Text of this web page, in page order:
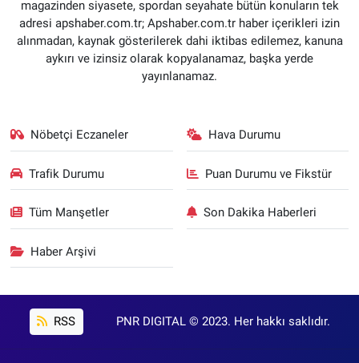
magazinden siyasete, spordan seyahate bütün konuların tek
adresi apshaber.com.tr; Apshaber.com.tr haber içerikleri izin
alınmadan, kaynak gösterilerek dahi iktibas edilemez, kanuna
aykırı ve izinsiz olarak kopyalanamaz, başka yerde
yayınlanamaz.
Nöbetçi Eczaneler Hava Durumu
Trafik Durumu Puan Durumu ve Fikstür
Tüm Manşetler Son Dakika Haberleri
Haber Arşivi
RSS PNR DIGITAL © 2023. Her hakkı saklıdır.